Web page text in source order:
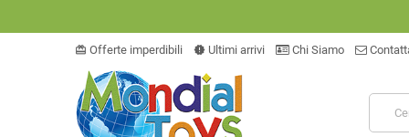
card_giftcard Offerte imperdibili new_releases Ultimi arrivi Chi Siamo